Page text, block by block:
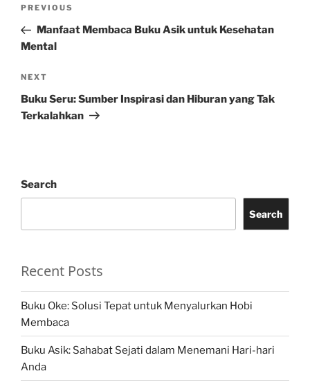
Previous
Post
PREVIOUS
Manfaat Membaca Buku Asik untuk Kesehatan
Mental
Next
Post
NEXT
Buku Seru: Sumber Inspirasi dan Hiburan yang Tak
Terkalahkan
Search
Search
Recent Posts
Buku Oke: Solusi Tepat untuk Menyalurkan Hobi
Membaca
Buku Asik: Sahabat Sejati dalam Menemani Hari-hari
Anda